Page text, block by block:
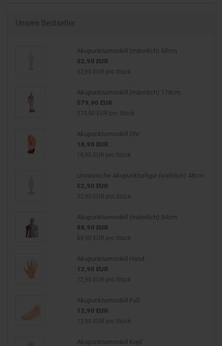
Unsere Bestseller
Akupunkturmodell (männlich) 60cm
32,90 EUR
32,90 EUR pro Stück
Akupunkturmodell (männlich) 178cm
579,90 EUR
579,90 EUR pro Stück
Akupunkturmodell Ohr
18,90 EUR
18,90 EUR pro Stück
chinesische Akupunkturfigur (weiblich) 48cm
52,90 EUR
52,90 EUR pro Stück
Akupunkturmodell (männlich) 84cm
88,90 EUR
88,90 EUR pro Stück
Akupunkturmodell Hand
12,90 EUR
12,90 EUR pro Stück
Akupunkturmodell Fuß
12,90 EUR
12,90 EUR pro Stück
Akupunkturmodell Kopf